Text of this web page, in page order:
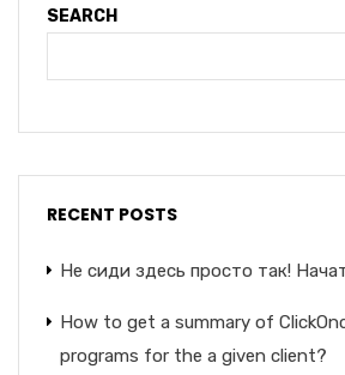
SEARCH
RECENT POSTS
Не сиди здесь просто так!
How to get a summary of
programs for the a given client?